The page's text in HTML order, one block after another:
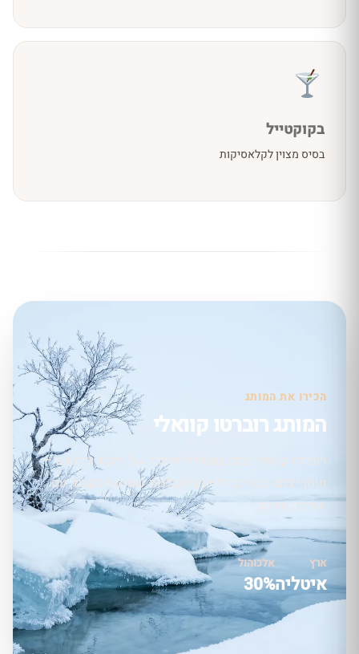
בקוקטייל
בסיס מצוין לקלאסיקות
הכירו את המותג
המותג רוברטו קוואלי
רוברטו קוואלי נבנה במסורת ארוכה של זיקוק וליטוש —
חומרי גלם נבחרים, יד אמן וסבלנות שנותנת בקבוק עם
חתימה מזוהה.
ארץ
איטליה
אלכוהול
30%